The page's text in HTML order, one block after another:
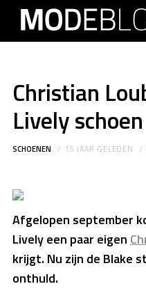
Christian
Lively schoen
SCHOENEN 15 JAAR GELEDEN
Afgelopen september
Lively een paar eigen
krijgt. Nu zijn de Blake
onthuld.